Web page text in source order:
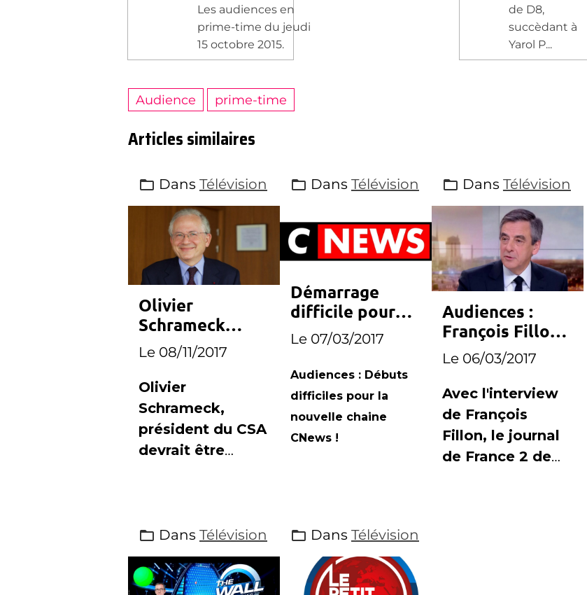
Les audiences en
prime-time du jeudi
15 octobre 2015.
de D8,
succèdant à
Yarol P...
Audience prime-time
Articles similaires
Dans Télévision
Olivier
Schrameck
nommé
président du
RIRM
Le 08/11/2017
Olivier
Schrameck,
président du CSA
devrait être
Dans Télévision
Démarrage
difficile pour
CNews
Le 07/03/2017
Audiences : Débuts
difficiles pour la
nouvelle chaine
CNews !
Dans Télévision
Audiences :
François Fillon
offre le record
au journal de
France 2
Le 06/03/2017
Avec l'interview
de François
Fillon, le journal
de France 2 de
Dans Télévision Dans Télévision